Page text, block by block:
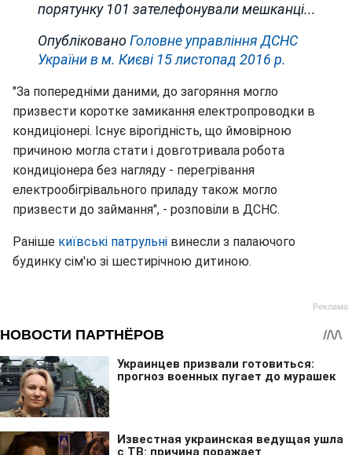
порятунку 101 зателефонували мешканці...
ОпублікованоГоловне управління ДСНС
України в м. Києві 15 листопад 2016 р.
"За попередніми даними, до загоряння могло
призвести коротке замикання електропроводки в
кондиціонері. Існує вірогідність, що ймовірною
причиною могла стати і довготривала робота
кондиціонера без нагляду - перегрівання
електрообігрівального приладу також могло
призвести до займання", - розповіли в ДСНС.
Раніше київські патрульні винесли з палаючого
будинку сім'ю зі шестирічною дитиною.